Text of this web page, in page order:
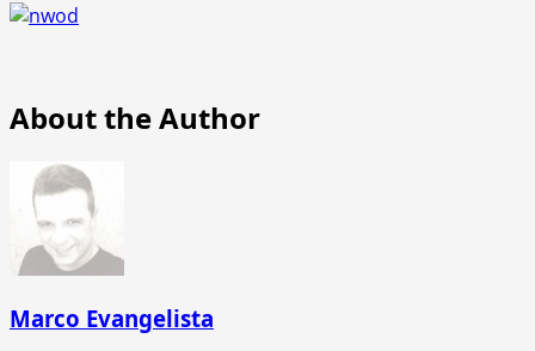
About the Author
Marco Evangelista